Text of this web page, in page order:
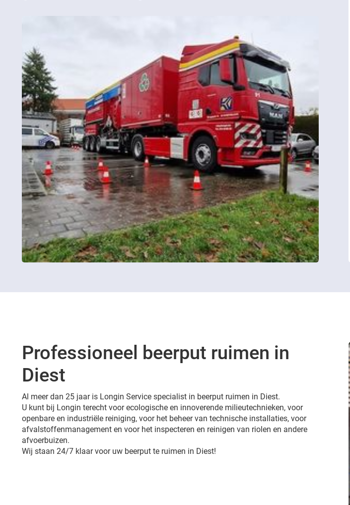
Professioneel beerput ruimen in
Diest
Al meer dan 25 jaar is Longin Service specialist in beerput ruimen in Diest.
U kunt bij Longin terecht voor ecologische en innoverende milieutechnieken, voor
openbare en industriële reiniging, voor het beheer van technische installaties, voor
afvalstoffenmanagement en voor het inspecteren en reinigen van riolen en andere
afvoerbuizen.
Wij staan 24/7 klaar voor uw beerput te ruimen in Diest!